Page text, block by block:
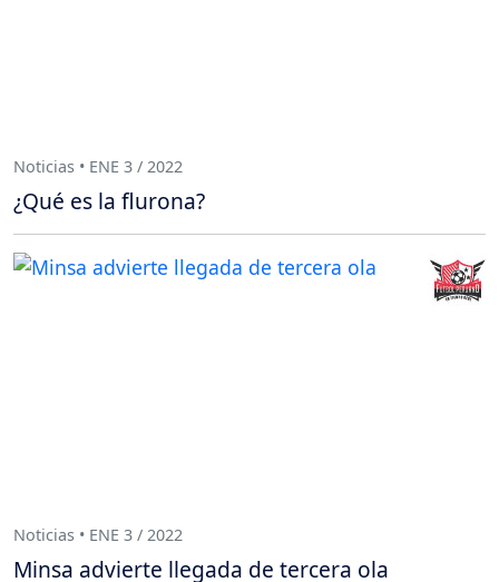
Noticias • ENE 3 / 2022
¿Qué es la flurona?
Noticias • ENE 3 / 2022
Minsa advierte llegada de tercera ola